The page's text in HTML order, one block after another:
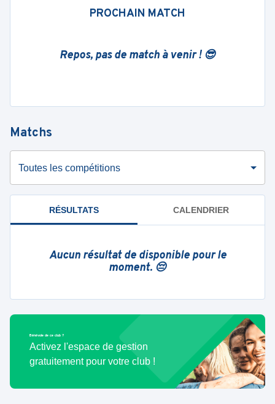
PROCHAIN MATCH
Repos, pas de match à venir ! 😎
Matchs
Toutes les compétitions
RÉSULTATS CALENDRIER
Aucun résultat de disponible pour le
moment. 😔
Bénévole de ce club ?
Activez l'espace de gestion
gratuitement pour votre club !